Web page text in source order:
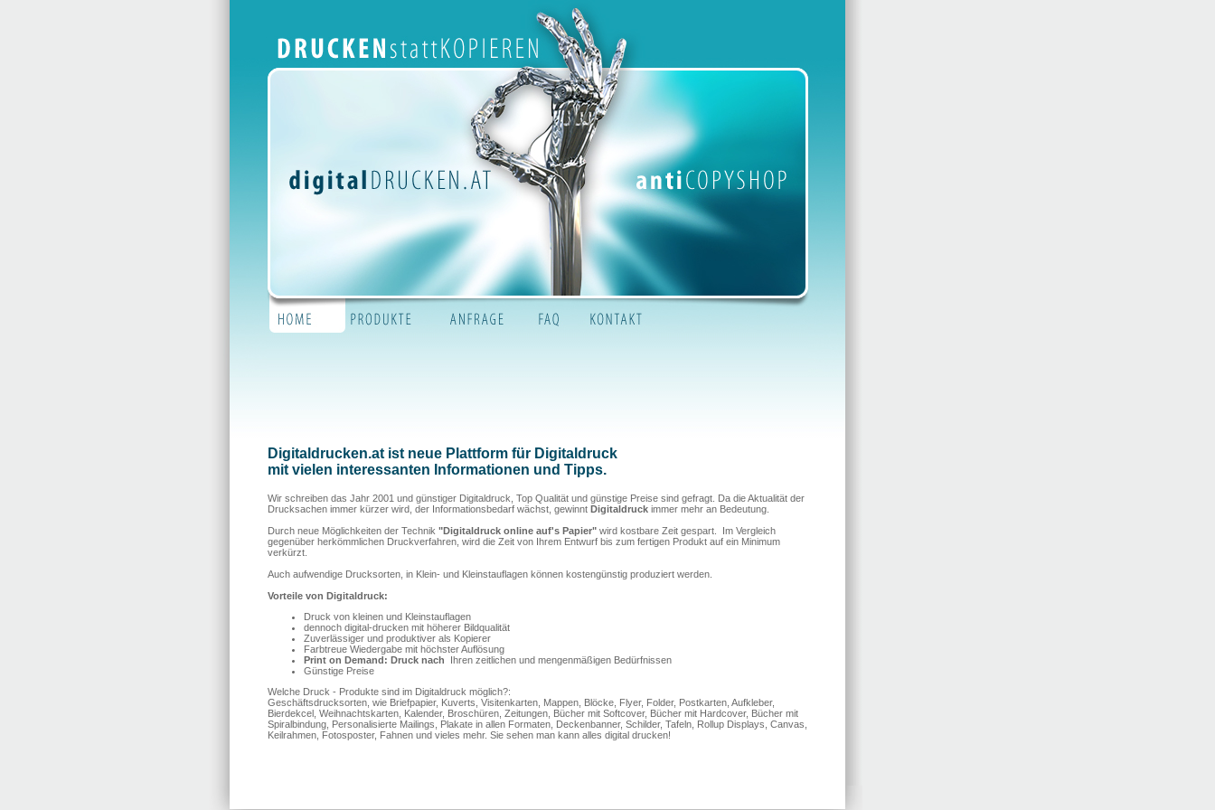
Digitaldrucken.at ist neue Plattform für Digitaldruck
mit vielen interessanten Informationen und Tipps.
Wir schreiben das Jahr 2001 und günstiger Digitaldruck, Top Qualität und günstige Preise sind gefragt. Da die Aktualität der
Drucksachen immer kürzer wird, der Informationsbedarf wächst, gewinnt Digitaldruck immer mehr an Bedeutung.
Durch neue Möglichkeiten der Technik "Digitaldruck online auf's Papier"wird kostbare Zeit gespart. Im Vergleich
gegenüber herkömmlichen Druckverfahren, wird die Zeit von Ihrem Entwurf bis zum fertigen Produkt auf ein Minimum
verkürzt.
Auch aufwendige Drucksorten, in Klein- und Kleinstauflagen können kostengünstig produziert werden.
Vorteile von Digitaldruck:
Druck von kleinen und Kleinstauflagen
dennoch digital-drucken mit höherer Bildqualität
Zuverlässiger und produktiver als Kopierer
Farbtreue Wiedergabe mit höchster Auflösung
Print on Demand: Druck nach
Ihren zeitlichen und mengenmäßigen Bedürfnissen
Günstige Preise
Welche Druck - Produkte sind im Digitaldruck möglich?:
Geschäftsdrucksorten, wie Briefpapier, Kuverts, Visitenkarten, Mappen, Blöcke, Flyer, Folder, Postkarten, Aufkleber,
Bierdekcel, Weihnachtskarten, Kalender, Broschüren, Zeitungen, Bücher mit Softcover, Bücher mit Hardcover, Bücher mit
Spiralbindung, Personalisierte Mailings, Plakate in allen Formaten, Deckenbanner, Schilder, Tafeln, Rollup Displays, Canvas,
Keilrahmen, Fotosposter, Fahnen und vieles mehr. Sie sehen man kann alles digital drucken!